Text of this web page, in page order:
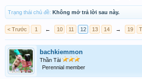
Trạng thái chủ đề: Không mở trả lời sau này.
< Trước 1 ← 10 11 12 13 14 → 19
bachkiemmon
Thần Tài
Perennial member